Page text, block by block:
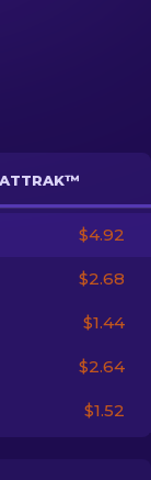
FR
$4.92
$2.68
$1.44
$2.64
$1.52